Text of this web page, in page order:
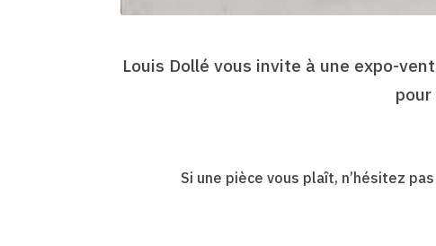
Louis Dollé vous invite à une expo-
Si une pièce vous plaît, n’hésitez